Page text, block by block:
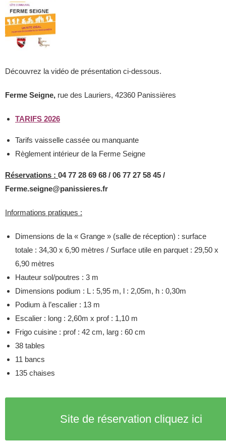
Découvrez la vidéo de présentation ci-dessous.
Ferme Seigne, rue des Lauriers, 42360 Panissières
TARIFS 2026
Tarifs vaisselle cassée ou manquante
Règlement intérieur de la Ferme Seigne
Réservations : 04 77 28 69 68 / 06 77 27 58 45 /
Ferme.seigne@panissieres.fr
Informations pratiques :
Dimensions de la « Grange » (salle de réception) : surface
totale : 34,30 x 6,90 mètres / Surface utile en parquet : 29,50 x
6,90 mètres
Hauteur sol/poutres : 3 m
Dimensions podium : L : 5,95 m, l : 2,05m, h : 0,30m
Podium à l’escalier : 13 m
Escalier : long : 2,60m x prof : 1,10 m
Frigo cuisine : prof : 42 cm, larg : 60 cm
38 tables
11 bancs
135 chaises
Site de réservation cliquez ici